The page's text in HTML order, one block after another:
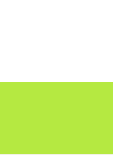
nach oben/